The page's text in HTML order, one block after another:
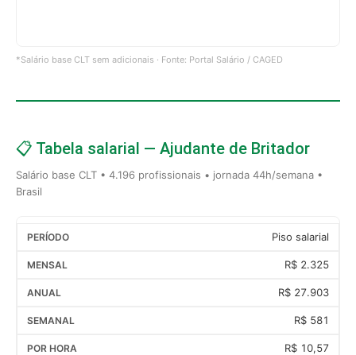
*Salário base CLT sem adicionais · Fonte: Portal Salário / CAGED
📋 Tabela salarial — Ajudante de Britador
Salário base CLT • 4.196 profissionais • jornada 44h/semana •
Brasil
Piso salarial
R$ 2.325
R$ 27.903
R$ 581
R$ 10,57